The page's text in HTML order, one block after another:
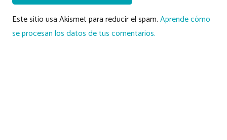
Este sitio usa Akismet para reducir el spam.Aprende cómo
se procesan los datos de tus comentarios.